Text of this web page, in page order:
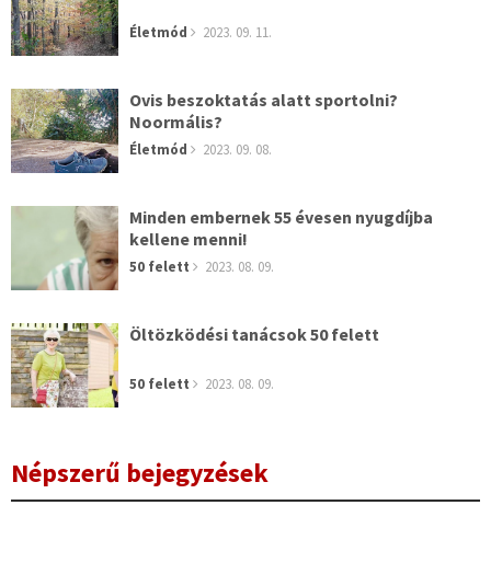
Életmód 2023. 09. 11.
Ovis beszoktatás alatt sportolni?
Noormális?
Életmód 2023. 09. 08.
Minden embernek 55 évesen nyugdíjba
kellene menni!
50 felett 2023. 08. 09.
Öltözködési tanácsok 50 felett
50 felett 2023. 08. 09.
Népszerű bejegyzések